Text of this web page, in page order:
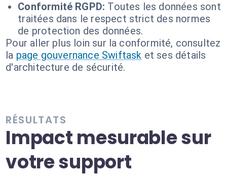
Conformité RGPD: Toutes les données sont
traitées dans le respect strict des normes
de protection des données.
Pour aller plus loin sur la conformité, consultez
la page gouvernance Swiftask et ses détails
d'architecture de sécurité.
RÉSULTATS
Impact mesurable sur
votre support